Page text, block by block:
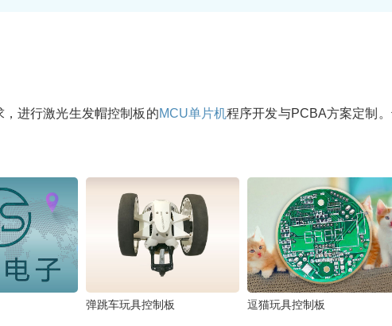
进行激光生发帽控制板的MCU单片机程序开发与PCBA方案定制
弹跳车玩具控制板 逗猫玩具控制板